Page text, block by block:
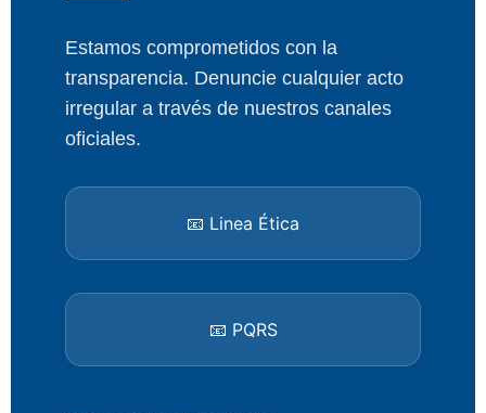
Estamos comprometidos con la
transparencia. Denuncie cualquier acto
irregular a través de nuestros canales
oficiales.
📧 Linea Ética
📧 PQRS